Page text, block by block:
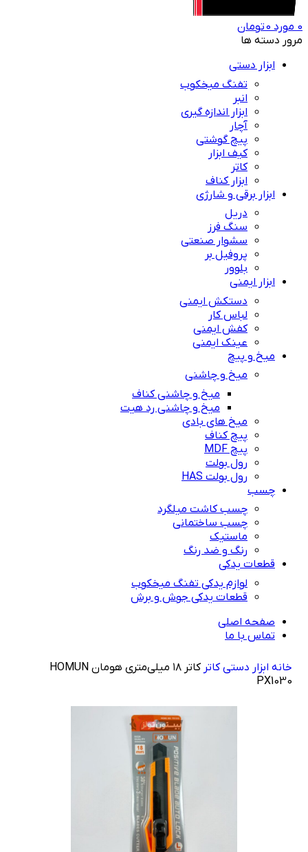
0 مورد 0تومان
مرور دسته ها
ابزار دستی
تفنگ میخکوب
انبر
ابزار اندازه گیری
آچار
پیچ گوشتی
کیف ابزار
کاتر
ابزار کناف
ابزار برقی و شارژی
دریل
سنگ فرز
سشوار صنعتی
پروفیل بر
بلوور
ابزار ایمنی
دستکش ایمنی
لباس کار
کفش ایمنی
عینک ایمنی
میخ و پیچ
میخ و چاشنی
میخ و چاشنی کناف
میخ و چاشنی رد هیت
میخ های بادی
پیچ کناف
پیچ MDF
رول بولت
رول بولت HAS
چسب
چسب کاشت میلگرد
چسب ساختمانی
ماستیک
رنگ و ضد رنگ
قطعات یدکی
لوازم یدکی تفنگ میخکوب
قطعات یدکی جوش و برش
صفحه اصلی
تماس با ما
راهنمای خرید
خانه ابزار دستیکاتر
کاتر ۱۸ میلی‌متری هومان HOMUN
PX1030